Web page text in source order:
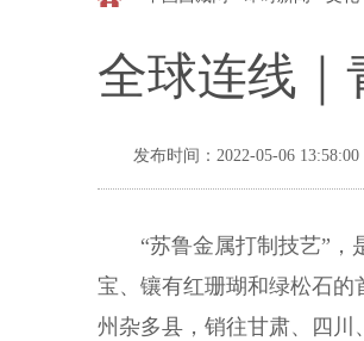
全球连线｜
发布时间：2022-05-06 13:58:00
“苏鲁金属打制技艺”，是
宝、镶有红珊瑚和绿松石
州杂多县，销往甘肃、四川